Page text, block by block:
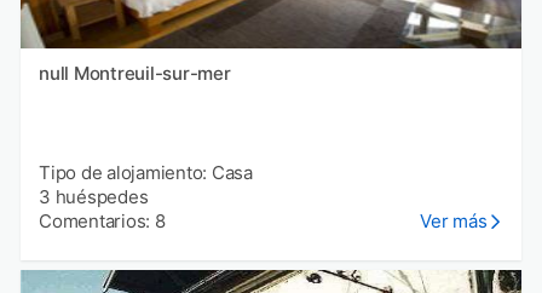
null Montreuil-sur-mer
Tipo de alojamiento: Casa
3 huéspedes
Comentarios: 8
Ver más